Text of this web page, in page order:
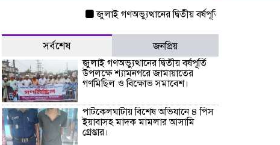
জুলাই গণঅভ্যুত্থানের দ্বিতীয় বর্ষপূর্তি উপলক্ষে
সর্বশেষ
জনপ্রিয়
জুলাই গণঅভ্যুত্থানের দ্বিতীয় বর্ষপূর্তি
উপলক্ষে শ্যামনগরে জামায়াতের
গণমিছিল ও বিক্ষোভ সমাবেশ।
পাটকেলঘাটায় বিশেষ অভিযানে ৪ পিস
ইয়াবাসহ মাদক মামলার আসামি
গ্রেপ্তার।